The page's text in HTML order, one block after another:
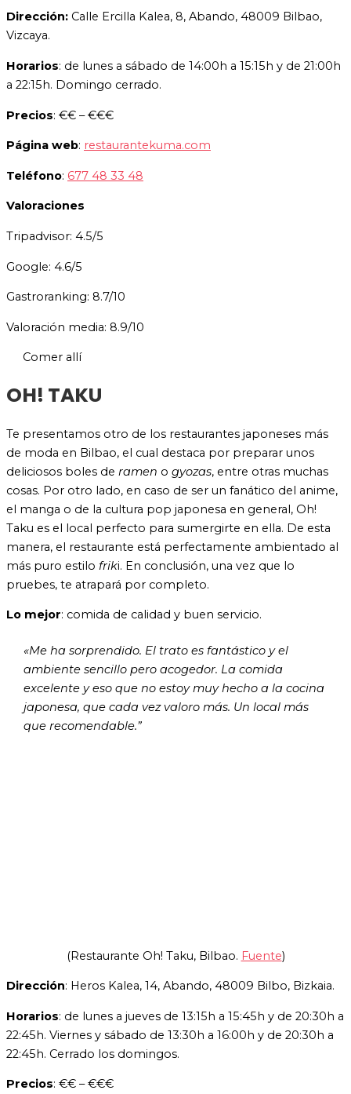
Dirección: Calle Ercilla Kalea, 8, Abando, 48009 Bilbao,
Vizcaya.
Horarios: de lunes a sábado de 14:00h a 15:15h y de 21:00h
a 22:15h. Domingo cerrado.
Precios: €€ – €€€
Página web: restaurantekuma.com
Teléfono: 677 48 33 48
Valoraciones
Tripadvisor: 4.5/5
Google: 4.6/5
Gastroranking: 8.7/10
Valoración media: 8.9/10
Comer allí
OH! TAKU
Te presentamos otro de los restaurantes japoneses más
de moda en Bilbao, el cual destaca por preparar unos
deliciosos boles de ramen o gyozas, entre otras muchas
cosas. Por otro lado, en caso de ser un fanático del anime,
el manga o de la cultura pop japonesa en general, Oh!
Taku es el local perfecto para sumergirte en ella. De esta
manera, el restaurante está perfectamente ambientado al
más puro estilo friki. En conclusión, una vez que lo
pruebes, te atrapará por completo.
Lo mejor: comida de calidad y buen servicio.
«Me ha sorprendido. El trato es fantástico y el
ambiente sencillo pero acogedor. La comida
excelente y eso que no estoy muy hecho a la cocina
japonesa, que cada vez valoro más. Un local más
que recomendable.”
(Restaurante Oh! Taku, Bilbao. Fuente)
Dirección: Heros Kalea, 14, Abando, 48009 Bilbo, Bizkaia.
Horarios: de lunes a jueves de 13:15h a 15:45h y de 20:30h a
22:45h. Viernes y sábado de 13:30h a 16:00h y de 20:30h a
22:45h. Cerrado los domingos.
Precios: €€ – €€€